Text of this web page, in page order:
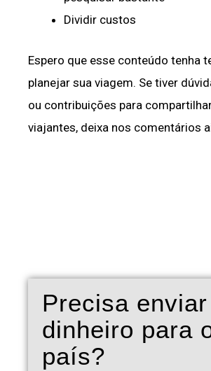
Dividir custos
Espero que esse conteúdo tenha
planejar sua viagem. Se tiver
ou contribuições para
viajantes, deixa nos comentários
Precisa enviar
dinheiro para
país?